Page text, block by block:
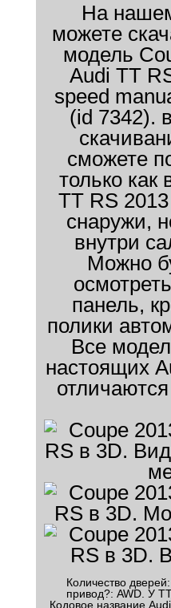
На
можете
модель
Audi TT
speed
(id 7342).
сможете
только как
TT RS
снаружи,
внутри
Можно
панель,
полики
Все
настоящих
Количество
привод?: AWD. У
Кодовое название